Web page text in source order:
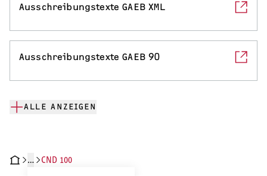
Ausschreibungstexte GAEB XML
Ausschreibungstexte GAEB 90
ALLE ANZEIGEN
DATEN
… CND 100